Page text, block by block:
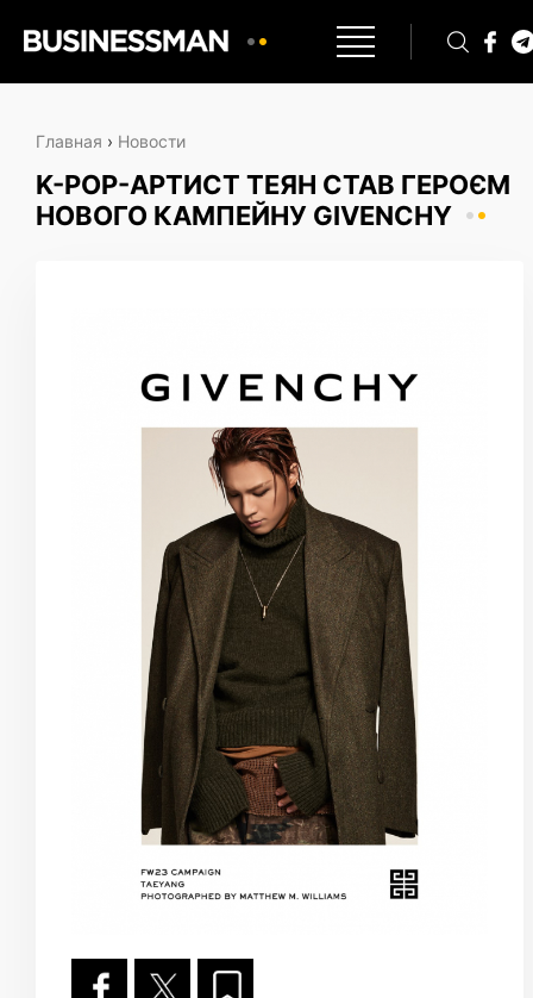
Главная › Новости
K-POP-АРТИСТ ТЕЯН СТАВ ГЕРОЄМ
НОВОГО КАМПЕЙНУ GIVENCHY